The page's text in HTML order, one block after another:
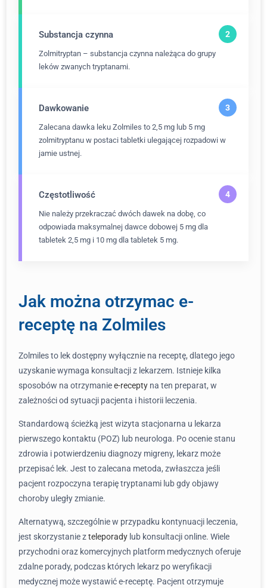
Substancja czynna
Zolmitryptan – substancja czynna należąca do grupy
leków zwanych tryptanami.
Dawkowanie
Zalecana dawka leku Zolmiles to 2,5 mg lub 5 mg
zolmitryptanu w postaci tabletki ulegającej rozpadowi w
jamie ustnej.
Częstotliwość
Nie należy przekraczać dwóch dawek na dobę, co
odpowiada maksymalnej dawce dobowej 5 mg dla
tabletek 2,5 mg i 10 mg dla tabletek 5 mg.
Jak można otrzymac e-
receptę na Zolmiles
Zolmiles to lek dostępny wyłącznie na receptę, dlatego jego
uzyskanie wymaga konsultacji z lekarzem. Istnieje kilka
sposobów na otrzymaniee-recepty na ten preparat, w
zależności od sytuacji pacjenta i historii leczenia.
Standardową ścieżką jest wizyta stacjonarna u lekarza
pierwszego kontaktu (POZ) lub neurologa. Po ocenie stanu
zdrowia i potwierdzeniu diagnozy migreny, lekarz może
przepisać lek. Jest to zalecana metoda, zwłaszcza jeśli
pacjent rozpoczyna terapię tryptanami lub gdy objawy
choroby uległy zmianie.
Alternatywą, szczególnie w przypadku kontynuacji leczenia,
jest skorzystanie zteleporady lub konsultacji online. Wiele
przychodni oraz komercyjnych platform medycznych oferuje
zdalne porady, podczas których lekarz po weryfikacji
medycznej może wystawić e-receptę. Pacjent otrzymuje